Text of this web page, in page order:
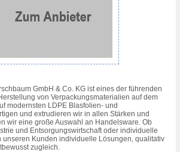
GmbH & Co. KG ist eines der führenden
von Verpackungsmaterialien auf dem
modernsten LDPE Blasfolien- und
und extrudieren wir in allen Stärken und
wir eine große Auswahl an Handelsware. Ob
und Entsorgungswirtschaft oder individuelle
unseren Kunden individuelle Lösungen, qualitativ
zugleich.